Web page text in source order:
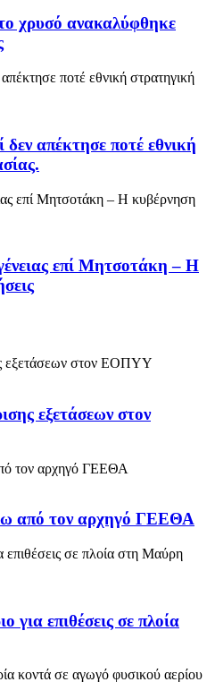
χρυσό ανακαλύφθηκε
απέκτησε ποτέ εθνική
επί Μητσοτάκη – Η
εξετάσεων στον
από τον αρχηγό ΓΕΕΘΑ
για επιθέσεις σε πλοία